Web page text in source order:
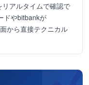
アルタイムで確認で
ドやbitbankが
から直接テクニカル